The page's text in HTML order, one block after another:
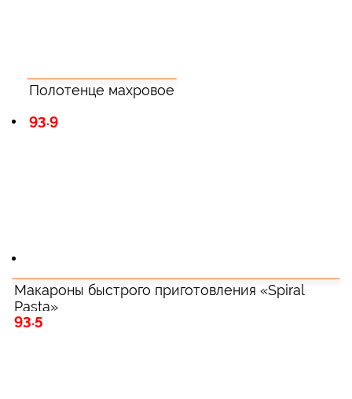
Полотенце махровое
93.9
Макароны быстрого приготовления «Spiral
Pasta»
93.5